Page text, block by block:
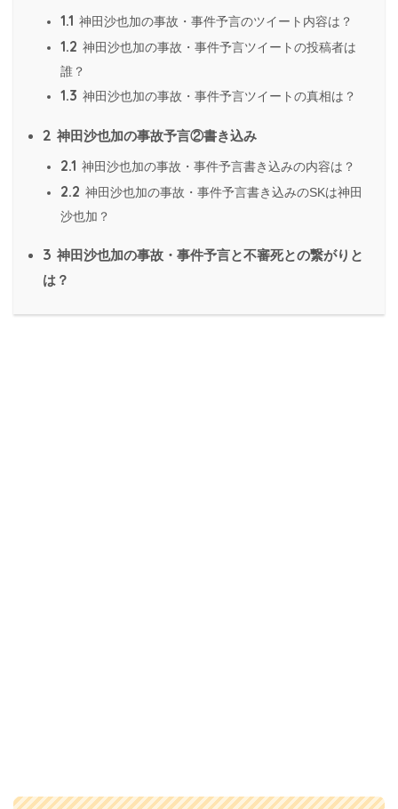
1.1 神田沙也加の事故・事件予言のツイート内容は？
1.2 神田沙也加の事故・事件予言ツイートの投稿者は
誰？
1.3 神田沙也加の事故・事件予言ツイートの真相は？
2 神田沙也加の事故予言②書き込み
2.1 神田沙也加の事故・事件予言書き込みの内容は？
2.2 神田沙也加の事故・事件予言書き込みのSKは神田
沙也加？
3 神田沙也加の事故・事件予言と不審死との繋がりと
は？